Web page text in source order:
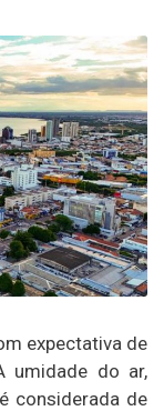
expectativa de
umidade do ar,
considerada de